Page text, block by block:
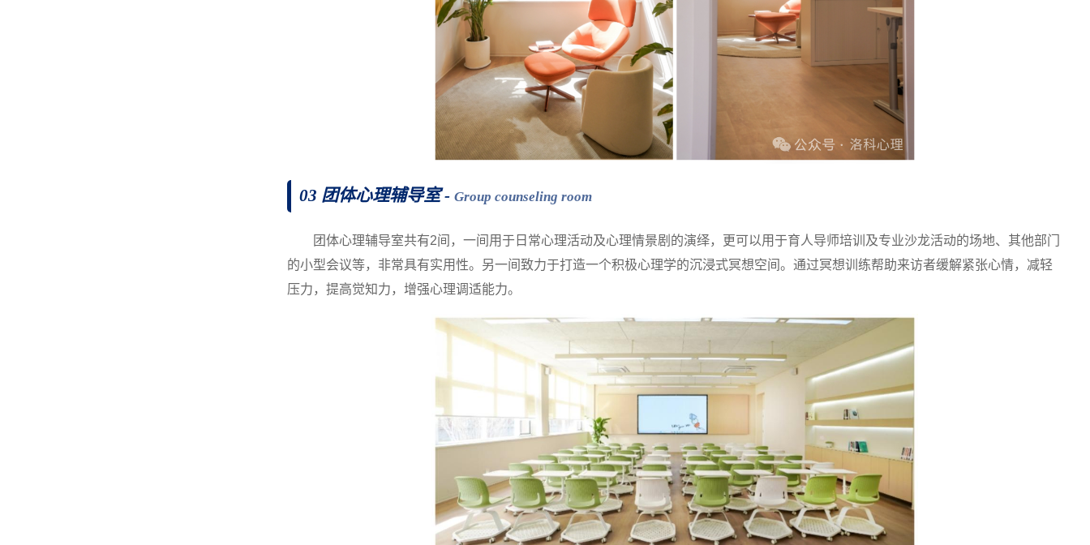
03 团体心理辅导室 - Group counseling room
团体心理辅导室共有2间，一间用于日常心理活动及心理情景剧的演绎，更可以用于育人导师培训及专业沙龙活动的场地、其他部门
的小型会议等，非常具有实用性。另一间致力于打造一个积极心理学的沉浸式冥想空间。通过冥想训练帮助来访者缓解紧张心情，减轻
压力，提高觉知力，增强心理调适能力。